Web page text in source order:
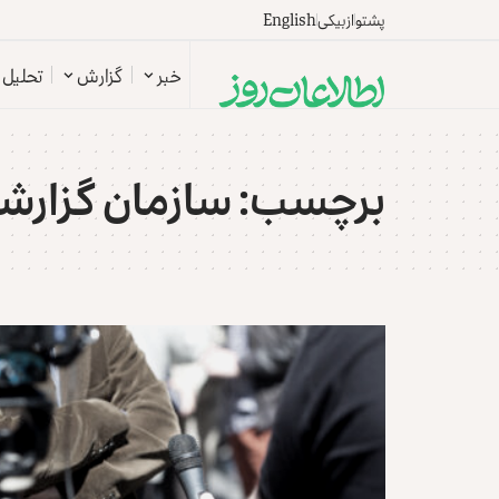
پشتوازبیکیEnglish
خبر گزارش تحلیل
برچسب:سازمان